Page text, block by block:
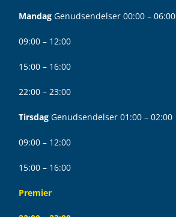
Mandag Genudsendelser 00:00 – 06:00
09:00 – 12:00
15:00 – 16:00
22:00 – 23:00
Tirsdag Genudsendelser 01:00 – 02:00
09:00 – 12:00
15:00 – 16:00
Premier